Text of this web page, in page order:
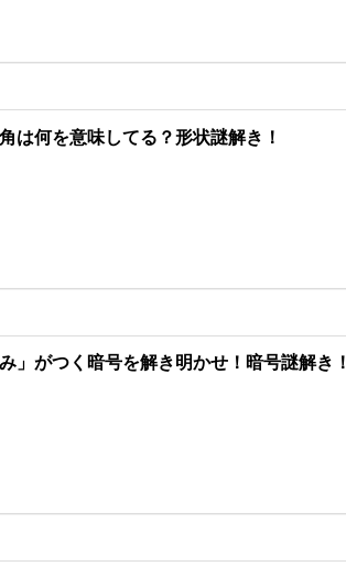
は何を意味してる？形状謎解き！
」がつく暗号を解き明かせ！暗号謎解き！